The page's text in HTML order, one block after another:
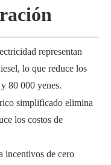
representan
lo que reduce los
80 000 yenes.
simplificado elimina
los costos de
incentivos de cero